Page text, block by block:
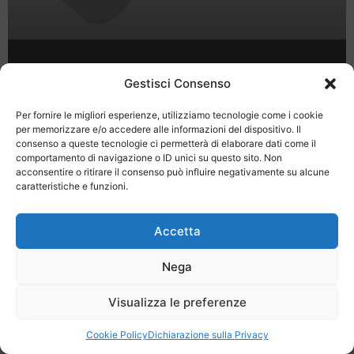
Gestisci Consenso
Per fornire le migliori esperienze, utilizziamo tecnologie come i cookie
per memorizzare e/o accedere alle informazioni del dispositivo. Il
consenso a queste tecnologie ci permetterà di elaborare dati come il
comportamento di navigazione o ID unici su questo sito. Non
acconsentire o ritirare il consenso può influire negativamente su alcune
caratteristiche e funzioni.
Accetta
Nega
Visualizza le preferenze
Cookie PolicyDichiarazione sulla Privacy
Last Minute
Registrati Contatti
SPECIALE LAST MINUTE - SH WEB